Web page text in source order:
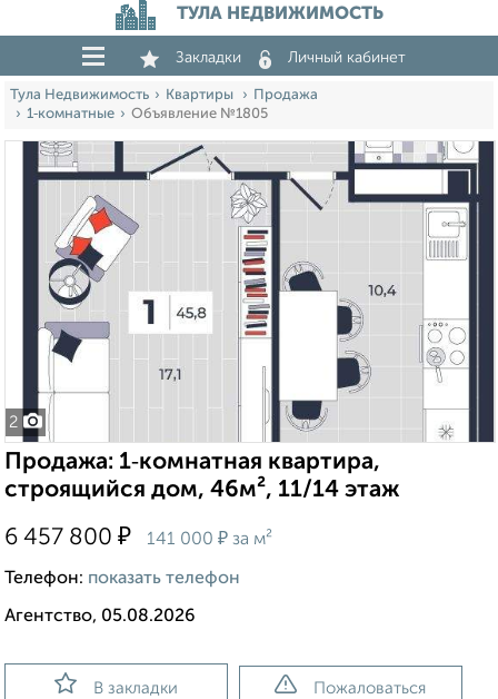
ТУЛА НЕДВИЖИМОСТЬ
Закладки Личный кабинет
Тула Недвижимость Квартиры
Продажа
1‑комнатные
Объявление №1805
2
Продажа: 1‑комнатная квартира,
строящийся дом, 46м², 11/14 этаж
6 457 800 ₽ 141 000 ₽ за м²
Телефон: показать телефон
Агентство, 05.08.2026
В закладки Пожаловаться